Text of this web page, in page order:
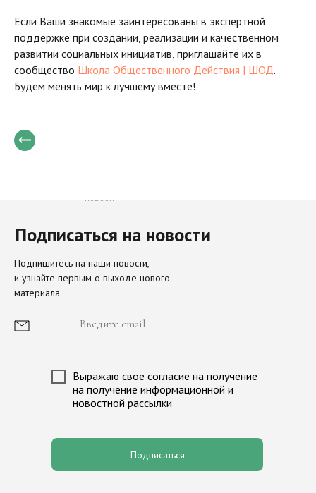
Если Ваши знакомые заинтересованы в экспертной
поддержке при создании, реализации и качественном
развитии социальных инициатив, приглашайте их в
сообщество Школа Общественного Действия | ШОД.
Будем менять мир к лучшему вместе!
Подписаться на новости
Подпишитесь на наши новости,
и узнайте первым о выходе нового
материала
Выражаю свое согласие на получение
на получение информационной и
новостной рассылки
Подписаться
новости
Направления
О Фонде
История фонда
Лига исторических игр